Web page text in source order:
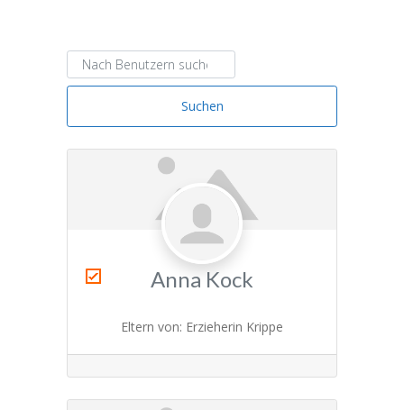
Elternbereich
Datenschutz & Impressum
Nach Benutzern suchen ...
Suchen
Anna Kock
Eltern von: Erzieherin Krippe